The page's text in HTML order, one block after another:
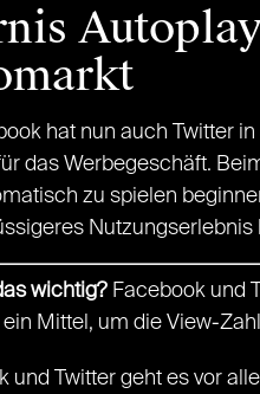
hat nun auch Twitter
das Werbegeschäft.
zu spielen
wichtig?Facebook und
Mittel, um die View-
und Twitter geht es vor